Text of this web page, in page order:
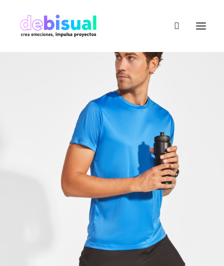
Mail - impulsa@debisual.com